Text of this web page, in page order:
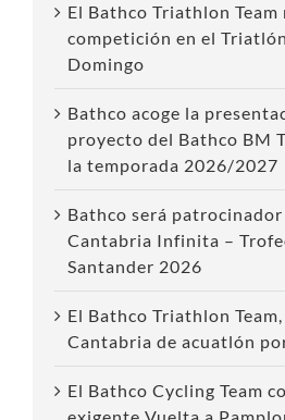
El Bathco Triathlon Team
competición en el
Domingo
Bathco acoge la
proyecto del Bathco BM
la temporada 2026/2027
Bathco será patrocinador
Cantabria Infinita –
Santander 2026
El Bathco Triathlon
Cantabria de acuatlón
El Bathco Cycling Team